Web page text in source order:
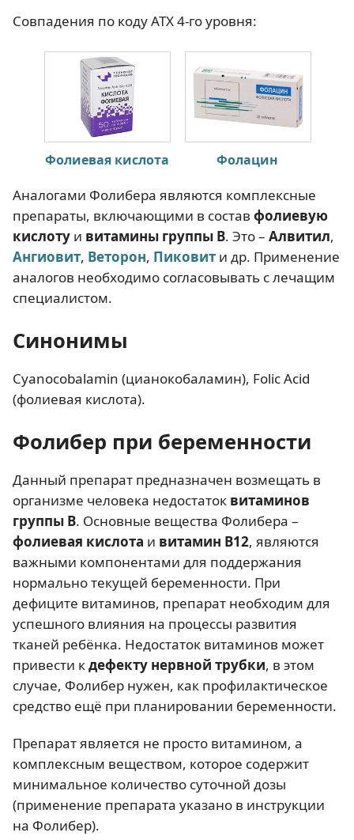
Совпадения по коду АТХ 4-го уровня:
Фолиевая кислота Фолацин
Аналогами Фолибера являются комплексные
препараты, включающими в состав фолиевую
кислоту и витамины группы В. Это – Алвитил,
Ангиовит, Веторон, Пиковит и др. Применение
аналогов необходимо согласовывать с лечащим
специалистом.
Синонимы
Cyanocobalamin (цианокобаламин), Folic Acid
(фолиевая кислота).
Фолибер при беременности
Данный препарат предназначен возмещать в
организме человека недостаток витаминов
группы В. Основные вещества Фолибера –
фолиевая кислота и витамин В12, являются
важными компонентами для поддержания
нормально текущей беременности. При
дефиците витаминов, препарат необходим для
успешного влияния на процессы развития
тканей ребёнка. Недостаток витаминов может
привести кдефекту нервной трубки, в этом
случае, Фолибер нужен, как профилактическое
средство ещё при планировании беременности.
Препарат является не просто витамином, а
комплексным веществом, которое содержит
минимальное количество суточной дозы
(применение препарата указано в инструкции
на Фолибер).